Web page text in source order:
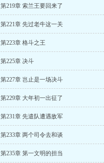
第219章 索兰王要回来了
第221章 先过老牛这一关
第223章 格斗之王
第225章 决斗
第227章 岂止是一场决斗
第229章 大年初一出征了
第231章 先遣队遭遇敌军
第233章 两个司令去和谈
第235章 第一文明的担当